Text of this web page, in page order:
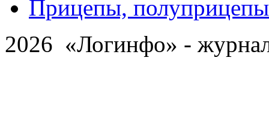
Прицепы, полуприцепы
2026 «Логинфо» -